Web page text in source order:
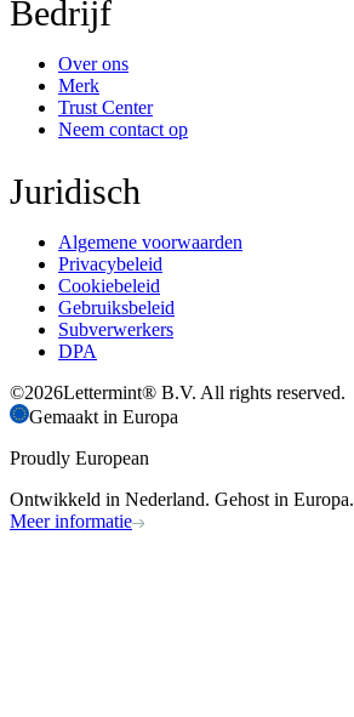
Bedrijf
Over ons
Merk
Trust Center
Neem contact op
Juridisch
Algemene voorwaarden
Privacybeleid
Cookiebeleid
Gebruiksbeleid
Subverwerkers
DPA
©2026Lettermint® B.V. All rights reserved.
Gemaakt in Europa
Proudly European
Ontwikkeld in Nederland. Gehost in Europa.
Meer informatie